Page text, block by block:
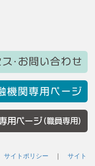
サイトポリシー ｜ サイト